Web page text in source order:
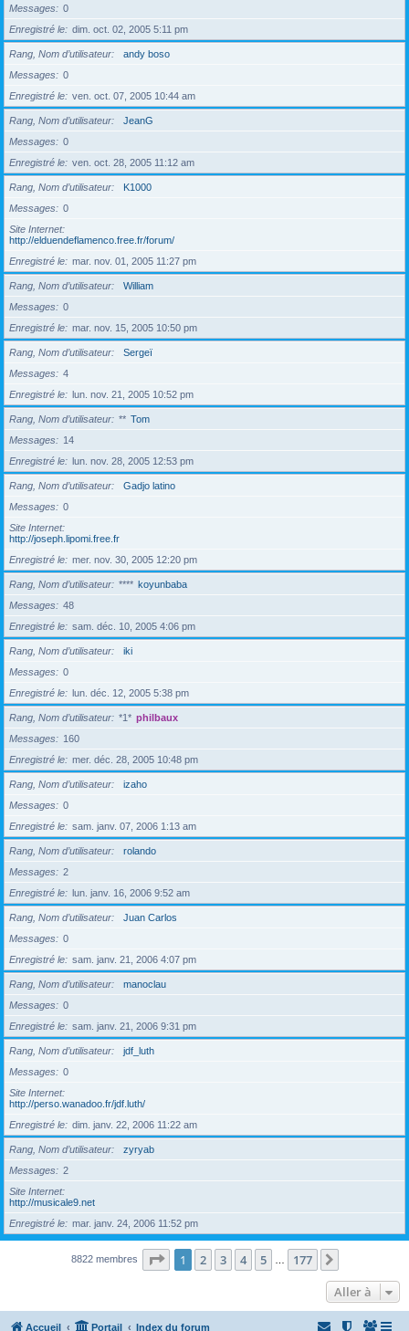
Messages
0
Enregistré le
dim. oct. 02, 2005 5:11 pm
Rang, Nom d’utilisateur
andy boso
Messages
0
Enregistré le
ven. oct. 07, 2005 10:44 am
Rang, Nom d’utilisateur
JeanG
Messages
0
Enregistré le
ven. oct. 28, 2005 11:12 am
Rang, Nom d’utilisateur
K1000
Messages
0
Site Internet
http://elduendeflamenco.free.fr/forum/
Enregistré le
mar. nov. 01, 2005 11:27 pm
Rang, Nom d’utilisateur
William
Messages
0
Enregistré le
mar. nov. 15, 2005 10:50 pm
Rang, Nom d’utilisateur
Sergeï
Messages
4
Enregistré le
lun. nov. 21, 2005 10:52 pm
Rang, Nom d’utilisateur ** Tom
Messages
14
Enregistré le
lun. nov. 28, 2005 12:53 pm
Rang, Nom d’utilisateur
Gadjo latino
Messages
0
Site Internet
http://joseph.lipomi.free.fr
Enregistré le
mer. nov. 30, 2005 12:20 pm
Rang, Nom d’utilisateur **** koyunbaba
Messages
48
Enregistré le
sam. déc. 10, 2005 4:06 pm
Rang, Nom d’utilisateur
iki
Messages
0
Enregistré le
lun. déc. 12, 2005 5:38 pm
Rang, Nom d’utilisateur *1* philbaux
Messages
160
Enregistré le
mer. déc. 28, 2005 10:48 pm
Rang, Nom d’utilisateur
izaho
Messages
0
Enregistré le
sam. janv. 07, 2006 1:13 am
Rang, Nom d’utilisateur
rolando
Messages
2
Enregistré le
lun. janv. 16, 2006 9:52 am
Rang, Nom d’utilisateur
Juan Carlos
Messages
0
Enregistré le
sam. janv. 21, 2006 4:07 pm
Rang, Nom d’utilisateur
manoclau
Messages
0
Enregistré le
sam. janv. 21, 2006 9:31 pm
Rang, Nom d’utilisateur
jdf_luth
Messages
0
Site Internet
http://perso.wanadoo.fr/jdf.luth/
Enregistré le
dim. janv. 22, 2006 11:22 am
Rang, Nom d’utilisateur
zyryab
Messages
2
Site Internet
http://musicale9.net
Enregistré le
mar. janv. 24, 2006 11:52 pm
8822 membres Page 1sur177
1 2 3 4 5 177
Aller à
Accueil Portail Index du forum